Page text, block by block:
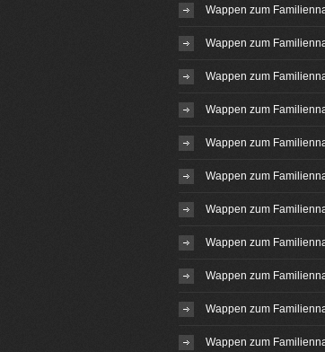
Wappen zum
Wappen zum
Wappen zum
Wappen zum
Wappen zum
Wappen zum
Wappen zum
Wappen zum
Wappen zum
Wappen zum
Wappen zum